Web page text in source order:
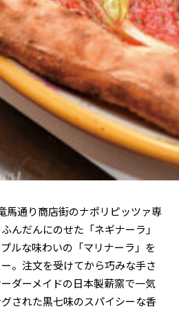
覧会
画
ました。
ント
馬通り商店街のナポリピッツァ専
んだんにのせた「ネギナーラ」
ルな味わいの「マリナーラ」を
。注文を受けてから巧みな手さ
ダーメイドの日本製薪窯で一気
された黒七味のスパイシーな香